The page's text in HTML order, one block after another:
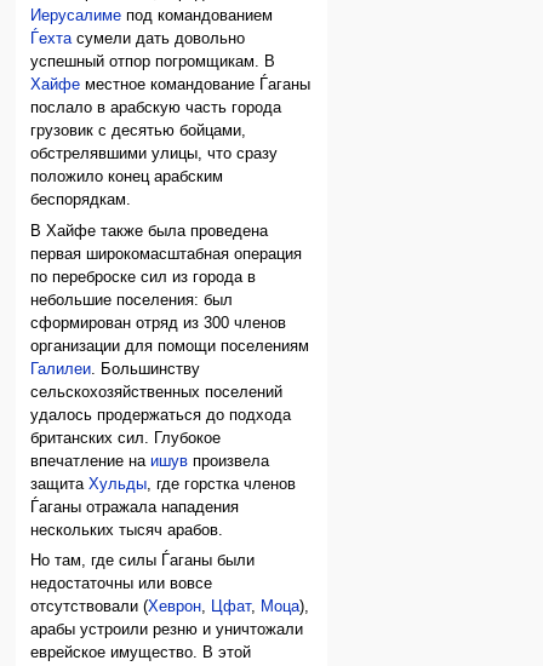
Иерусалиме под командованием
Ѓехтасумели дать довольно
успешный отпор погромщикам. В
Хайфе местное командование Ѓаганы
послало в арабскую часть города
грузовик с десятью бойцами,
обстрелявшими улицы, что сразу
положило конец арабским
беспорядкам.
В Хайфе также была проведена
первая широкомасштабная операция
по переброске сил из города в
небольшие поселения: был
сформирован отряд из 300 членов
организации для помощи поселениям
Галилеи . Большинству
сельскохозяйственных поселений
удалось продержаться до подхода
британских сил. Глубокое
впечатление наишув произвела
защитаХульды , где горстка членов
Ѓаганы отражала нападения
нескольких тысяч арабов.
Но там, где силы Ѓаганы были
недостаточны или вовсе
отсутствовали (Хеврон, Цфат, Моца),
арабы устроили резню и уничтожали
еврейское имущество. В этой